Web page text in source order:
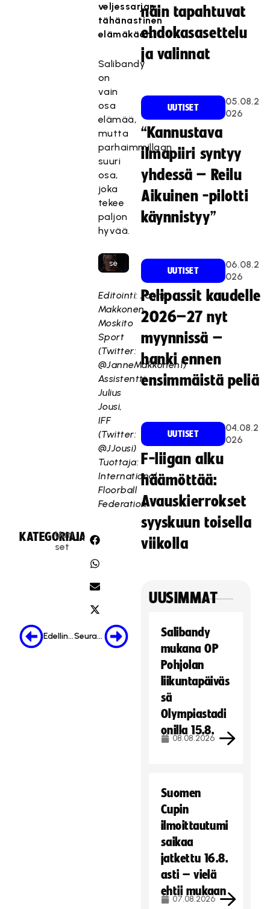
veljessarjan
tähänastinen
elämäkään.
Salibandy
on
vain
osa
elämää,
mutta
parhaimmillaan
suuri
osa,
joka
tekee
paljon
hyvää.
Tä
mä
sisä
ltö
on
est
ett
y,
kos
se
tii
mar
kkin
ievä
stei
tä.
Hyväksy markkinointievästeet
Editointi: Janne
Makkonen,
Moskito
Sport
(Twitter:
@JanneMakkonen1)
Assistentti:
Julius
Jousi,
IFF
(Twitter:
@JJousi)
Tuottaja:
International
Floorball
Federation
KATEGORIA:
Uuti
set
JAA:
Edellinen Seuraava
näin tapahtuvat
ehdokasasettelu
ja valinnat
UUTISET
05.08.2
026
“Kannustava
ilmapiiri syntyy
yhdessä – Reilu
Aikuinen -pilotti
käynnistyy”
UUTISET
06.08.2
026
Pelipassit kaudelle
2026–27 nyt
myynnissä –
hanki ennen
ensimmäistä peliä
UUTISET
04.08.2
026
F-liigan alku
häämöttää:
Avauskierrokset
syyskuun toisella
viikolla
UUSIMMAT
Salibandy
mukana OP
Pohjolan
liikuntapäiväs
sä
Olympiastadi
onilla 15.8.
08.08.2026
Suomen
Cupin
ilmoittautumi
saikaa
jatkettu 16.8.
asti – vielä
ehtii mukaan
07.08.2026